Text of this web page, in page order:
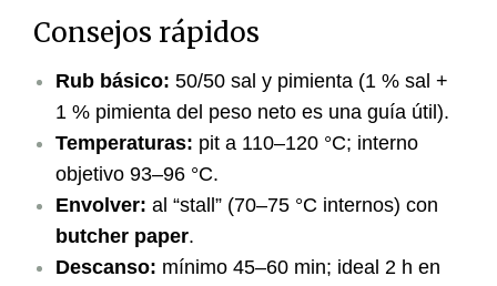
Consejos rápidos
Rub básico: 50/50 sal y pimienta (1 % sal +
1 % pimienta del peso neto es una guía útil).
Temperaturas: pit a 110–120 °C; interno
objetivo 93–96 °C.
Envolver: al “stall” (70–75 °C internos) con
butcher paper.
Descanso: mínimo 45–60 min; ideal 2 h en